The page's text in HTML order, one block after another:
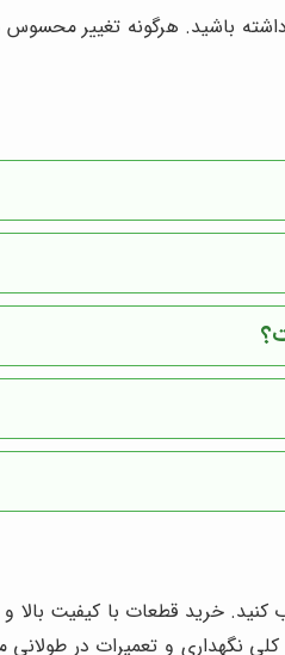
باشید. هرگونه تغییر
خرید قطعات با کیفیت بالا
کلی نگهداری و تعمیرات در